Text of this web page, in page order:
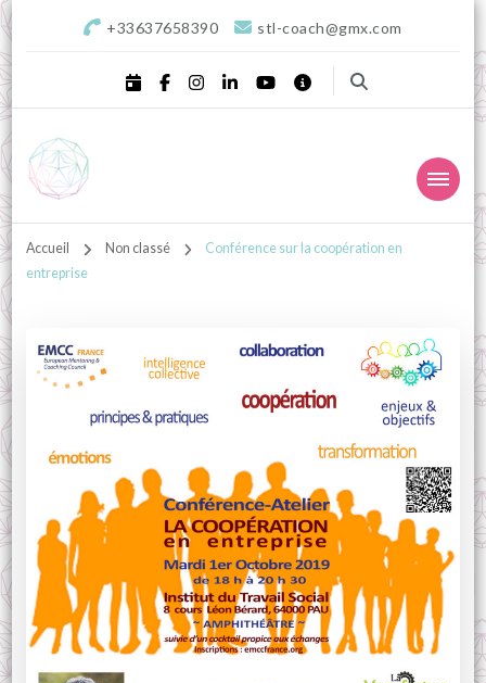
+33637658390 stl-coach@gmx.com
STL Coaching
professionnel, Sophrologie
& Développement
personnel – Landes,
Aquitaine
Accueil Non classé
Conférence sur la coopération en
entreprise